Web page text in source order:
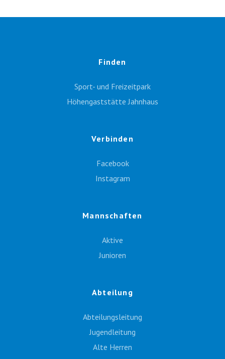
Finden
Sport- und Freizeitpark
Höhengaststätte Jahnhaus
Verbinden
Facebook
Instagram
Mannschaften
Aktive
Junioren
Abteilung
Abteilungsleitung
Jugendleitung
Alte Herren